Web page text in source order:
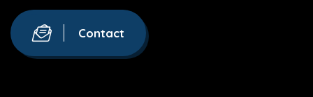
Contact